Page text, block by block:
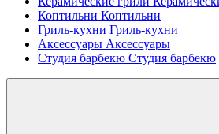
Коптильни Коптильни
Гриль-кухни Гриль-кухни
Аксессуары Аксессуары
Студия барбекю Студия барбекю